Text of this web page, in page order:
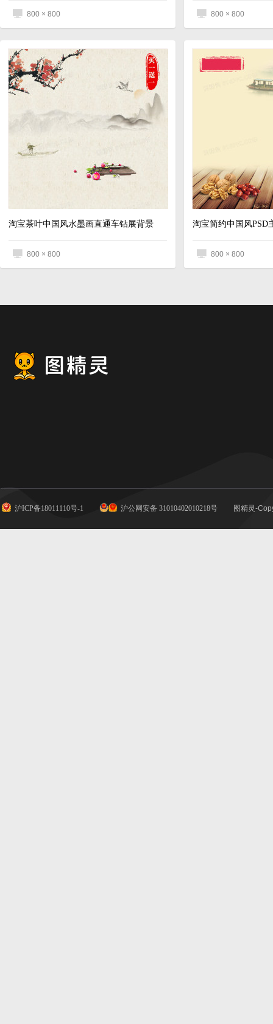
800 × 800 800 × 800
淘宝茶叶中国风水墨画直通车钻展背景
800 × 800
淘宝简约中国风PSD
800 × 800
沪ICP备18011110号-1 沪公网安备 31010402010218号 图精灵-